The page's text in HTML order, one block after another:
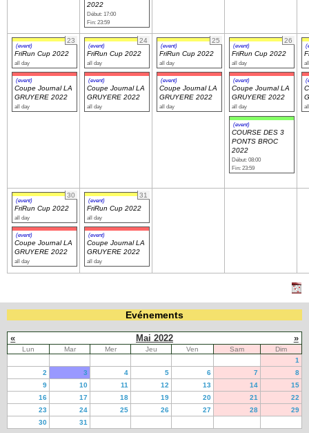
2022
Début: 17:00
Fin: 23:59
23
(event)
FriRun Cup 2022
all day
(event)
Coupe Journal LA
GRUYERE 2022
all day
24
(event)
FriRun Cup 2022
all day
(event)
Coupe Journal LA
GRUYERE 2022
all day
25
(event)
FriRun Cup 2022
all day
(event)
Coupe Journal LA
GRUYERE 2022
all day
26
(event)
FriRun Cup 2022
all day
(event)
Coupe Journal LA
GRUYERE 2022
all day
(event)
COURSE DES 3
PONTS BROC
2022
Début: 08:00
Fin: 23:59
30
(event)
FriRun Cup 2022
all day
(event)
Coupe Journal LA
GRUYERE 2022
all day
31
(event)
FriRun Cup 2022
all day
(event)
Coupe Journal LA
GRUYERE 2022
all day
Evénements
« Mai 2022 »
Lun Mar Mer Jeu Ven Sam
Dim
1
2
3 4 5 6 7
8
9
10 11 12 13 14
15
16
17 18 19 20 21
22
23
24 25 26 27 28
29
30
31